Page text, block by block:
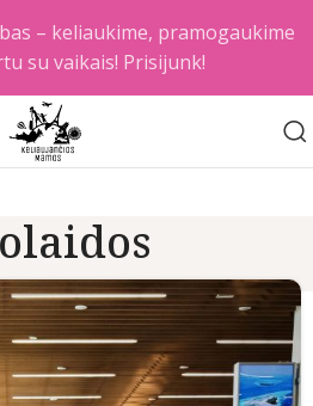
– keliaukime, pramogaukime
su vaikais! Prisijunk!